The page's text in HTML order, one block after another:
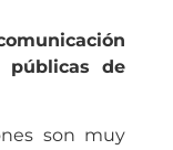
públicas de
son muy